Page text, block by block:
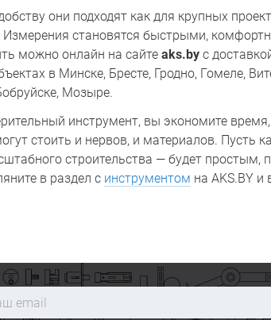
они подходят как для крупных
становятся быстрыми,
можно онлайн на сайте aks.by с
в Минске, Бресте, Гродно, Гомеле,
Мозыре.
инструмент, вы экономите время,
стоить и нервов, и материалов. Пусть
строительства — будет простым,
в раздел с инструментом на AKS.BY и